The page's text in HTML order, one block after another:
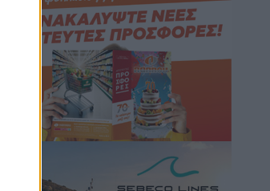
Αθλητικά• πριν 36 λεπτά
Η Μανίσα πήρε Buie και Davis
πριν 37 λεπτά
Γ.Σ. Ηπιόνη: «Προπονητική ομάδα με
εμπειρία, επιστημονική γνώση και
Αθλητικά• πριν 39 λεπτά